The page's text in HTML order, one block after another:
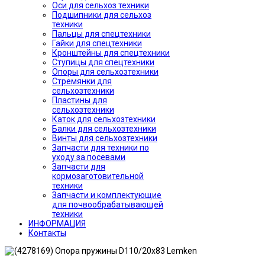
Оси для сельхоз техники
Подшипники для сельхоз
техники
Пальцы для спецтехники
Гайки для спецтехники
Кронштейны для спецтехники
Ступицы для спецтехники
Опоры для сельхозтехники
Стремянки для
сельхозтехники
Пластины для
сельхозтехники
Каток для сельхозтехники
Балки для сельхозтехники
Винты для сельхозтехники
Запчасти для техники по
уходу за посевами
Запчасти для
кормозаготовительной
техники
Запчасти и комплектующие
для почвообрабатывающей
техники
ИНФОРМАЦИЯ
Контакты